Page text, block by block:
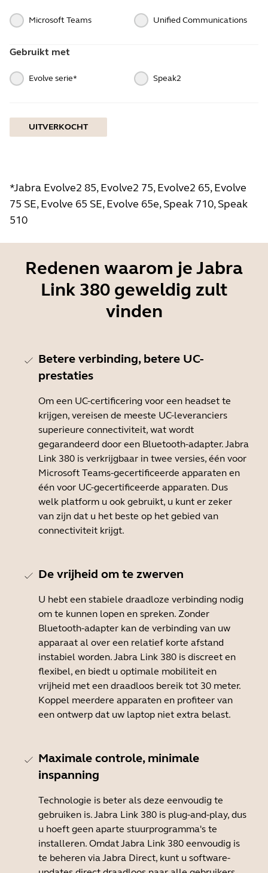
Microsoft Teams Unified Communications
Gebruikt met
Evolve serie* Speak2
UITVERKOCHT
*Jabra Evolve2 85, Evolve2 75, Evolve2 65, Evolve
75 SE, Evolve 65 SE, Evolve 65e, Speak 710, Speak
510
Redenen waarom je Jabra
Link 380 geweldig zult
vinden
Betere verbinding, betere UC-
prestaties
Om een UC-certificering voor een headset te
krijgen, vereisen de meeste UC-leveranciers
superieure connectiviteit, wat wordt
gegarandeerd door een Bluetooth-adapter. Jabra
Link 380 is verkrijgbaar in twee versies, één voor
Microsoft Teams-gecertificeerde apparaten en
één voor UC-gecertificeerde apparaten. Dus
welk platform u ook gebruikt, u kunt er zeker
van zijn dat u het beste op het gebied van
connectiviteit krijgt.
De vrijheid om te zwerven
U hebt een stabiele draadloze verbinding nodig
om te kunnen lopen en spreken. Zonder
Bluetooth-adapter kan de verbinding van uw
apparaat al over een relatief korte afstand
instabiel worden. Jabra Link 380 is discreet en
flexibel, en biedt u optimale mobiliteit en
vrijheid met een draadloos bereik tot 30 meter.
Koppel meerdere apparaten en profiteer van
een ontwerp dat uw laptop niet extra belast.
Maximale controle, minimale
inspanning
Technologie is beter als deze eenvoudig te
gebruiken is. Jabra Link 380 is plug-and-play, dus
u hoeft geen aparte stuurprogramma's te
installeren. Omdat Jabra Link 380 eenvoudig is
te beheren via Jabra Direct, kunt u software-